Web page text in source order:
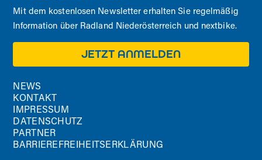
Mit dem kostenlosen Newsletter erhalten Sie regelmäßig
Information über Radland Niederösterreich und nextbike.
JETZT ANMELDEN
NEWS
KONTAKT
IMPRESSUM
DATENSCHUTZ
PARTNER
BARRIEREFREIHEITSERKLÄRUNG